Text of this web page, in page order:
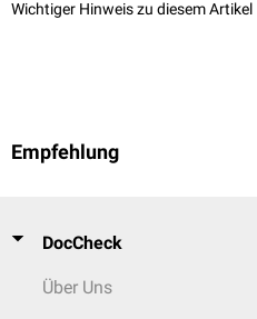
Wichtiger Hinweis zu diesem Artikel
Empfehlung
DocCheck
Über Uns